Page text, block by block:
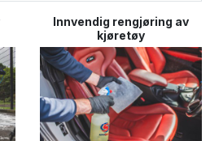
Innvendig rengjøring av
kjøretøy